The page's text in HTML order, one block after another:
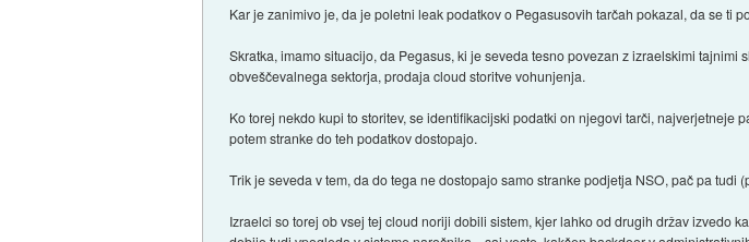
Kar je zanimivo je, da je poletni leak podatkov o Pegasusovih tarčah pokazal, da se ti
Skratka, imamo situacijo, da Pegasus, ki je seveda tesno povezan z izraelskimi
obveščevalnega sektorja, prodaja cloud storitve vohunjenja.
Ko torej nekdo kupi to storitev, se identifikacijski podatki on njegovi tarči,
potem stranke do teh podatkov dostopajo.
Trik je seveda v tem, da do tega ne dostopajo samo stranke podjetja NSO, pač pa tudi
Izraelci so torej ob vsej tej cloud noriji dobili sistem, kjer lahko od drugih držav izvedo